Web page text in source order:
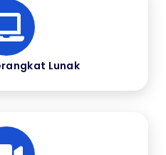
Lunak